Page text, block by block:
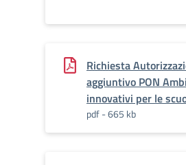
Richiesta
aggiuntivo PON
innovativi per le
pdf - 665 kb